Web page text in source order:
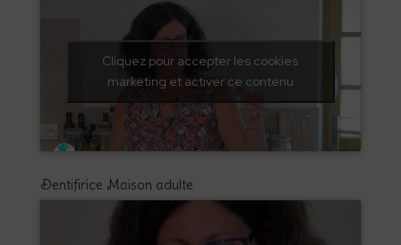
Cliquez pour accepter les cookies
marketing et activer ce contenu
Dentifirice Maison adulte